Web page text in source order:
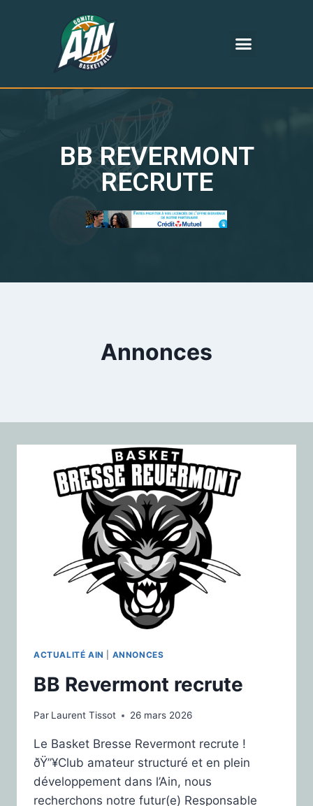
BB REVERMONT
RECRUTE
Annonces
ACTUALITÉ AIN ANNONCES
BB Revermont recrute
Par Laurent Tissot 26 mars 2026
Le Basket Bresse Revermont recrute !
ðŸ”¥Club amateur structuré et en plein
développement dans l’Ain, nous
recherchons notre futur(e) Responsable